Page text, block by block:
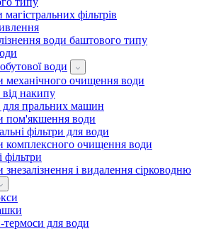
фільтрів
води баштового типу
води
механічного очищення води
накипу
для пральних машин
пом'якшення води
фільтри для води
комплексного очищення води
фільтри
і видалення сірководню
для води